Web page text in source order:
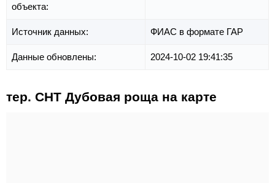
объекта:
Источник данных: ФИАС в формате ГАР
Данные обновлены: 2024-10-02 19:41:35
тер. СНТ Дубовая роща на карте